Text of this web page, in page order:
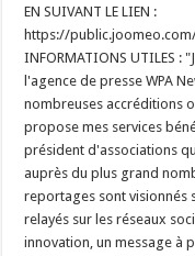
EN SUIVANT LE LIEN :
https://
INFORMATIONS UTILES
l'agence de presse WPA
nombreuses accréditions
propose mes services
président d'associations
auprès du plus grand
reportages sont visionnés
relayés sur les réseaux
innovation, un message à